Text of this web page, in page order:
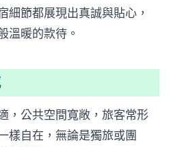
細節都展現出真誠與貼心，
溫暖的款待。
，公共空間寬敞，旅客常形
樣自在，無論是獨旅或團